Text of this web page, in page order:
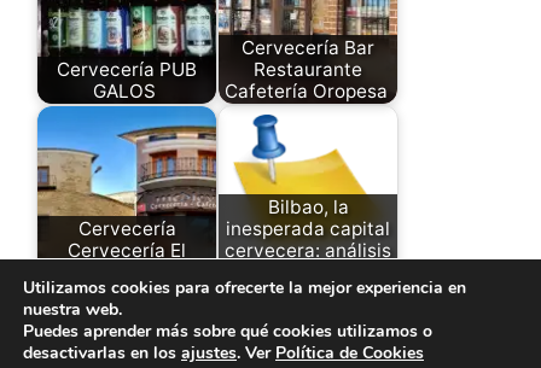
Cervecería PUB
GALOS
Cervecería Bar
Restaurante
Cafetería Oropesa
Cervecería
Cervecería El
Bilbao, la
inesperada capital
cervecera: análisis
Utilizamos cookies para ofrecerte la mejor experiencia en
nuestra web.
Puedes aprender más sobre qué cookies utilizamos o
desactivarlas en los ajustes. Ver Política de Cookies